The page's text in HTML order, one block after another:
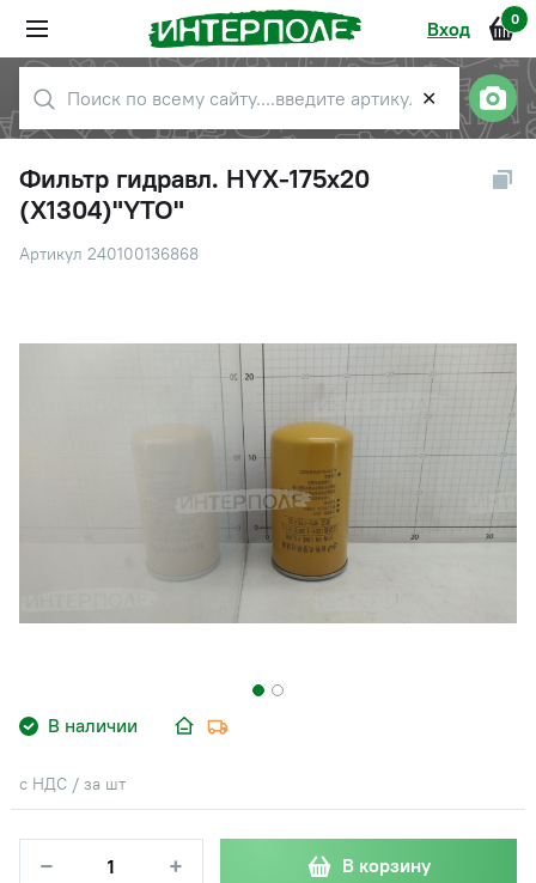
Вход 0
✕
Фильтр гидравл. HYX-175х20
(X1304)"YTO"
Артикул 240100136868
В наличии
с НДС / за шт
− + В корзину